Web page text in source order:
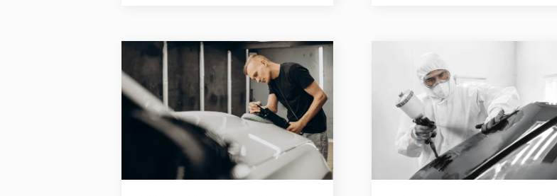
marché, leurs caractéristiques et leurs
fonctions principales.